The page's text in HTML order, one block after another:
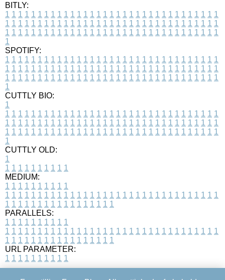
BITLY:
1 1 1 1 1 1 1 1 1 1 1 1 1 1 1 1 1 1 1 1 1 1 1 1 1 1 1 1 1 1 1 1 1
1 1 1 1 1 1 1 1 1 1 1 1 1 1 1 1 1 1 1 1 1 1 1 1 1 1 1 1 1 1 1 1 1
1 1 1 1 1 1 1 1 1 1 1 1 1 1 1 1 1 1 1 1 1 1 1 1 1 1 1 1 1 1 1 1 1
1
SPOTIFY:
1 1 1 1 1 1 1 1 1 1 1 1 1 1 1 1 1 1 1 1 1 1 1 1 1 1 1 1 1 1 1 1 1
1 1 1 1 1 1 1 1 1 1 1 1 1 1 1 1 1 1 1 1 1 1 1 1 1 1 1 1 1 1 1 1 1
1 1 1 1 1 1 1 1 1 1 1 1 1 1 1 1 1 1 1 1 1 1 1 1 1 1 1 1 1 1 1 1 1
1
CUTTLY BIO:
1
1 1 1 1 1 1 1 1 1 1 1 1 1 1 1 1 1 1 1 1 1 1 1 1 1 1 1 1 1 1 1 1 1
1 1 1 1 1 1 1 1 1 1 1 1 1 1 1 1 1 1 1 1 1 1 1 1 1 1 1 1 1 1 1 1 1
1 1 1 1 1 1 1 1 1 1 1 1 1 1 1 1 1 1 1 1 1 1 1 1 1 1 1 1 1 1 1 1 1
1
CUTTLY OLD:
1
1 1 1 1 1 1 1 1 1 1
MEDIUM:
1 1 1 1 1 1 1 1 1 1
1 1 1 1 1 1 1 1 1 1 1 1 1 1 1 1 1 1 1 1 1 1 1 1 1 1 1 1 1 1 1 1 1
1 1 1 1 1 1 1 1 1 1 1 1 1 1 1 1 1
PARALLELS:
1 1 1 1 1 1 1 1 1 1
1 1 1 1 1 1 1 1 1 1 1 1 1 1 1 1 1 1 1 1 1 1 1 1 1 1 1 1 1 1 1 1 1
1 1 1 1 1 1 1 1 1 1 1 1 1 1 1 1 1
URL PARAMETER:
1 1 1 1 1 1 1 1 1 1